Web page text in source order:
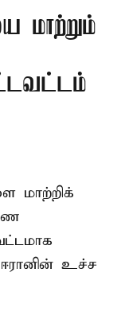
மாற்றும்
மாற்றிக்
ஈரானின் உச்ச